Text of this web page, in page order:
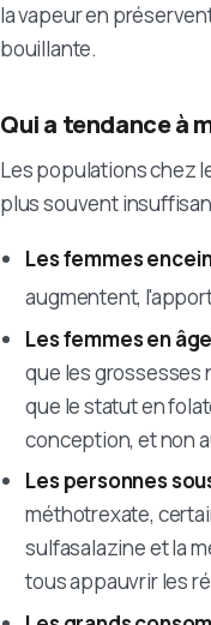
la vapeur en
bouillante.
Qui a tendance à
Les populations chez
plus souvent
Les femmes
augmentent,
Les femmes en
que les grossesses
que le statut en
conception, et non
Les personnes
méthotrexate,
sulfasalazine et la
tous appauvrir les